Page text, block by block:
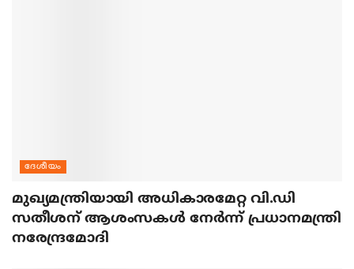
ദേശീയം
മുഖ്യമന്ത്രിയായി അധികാരമേറ്റ വി.ഡി
സതീശന് ആശംസകള്‍ നേര്‍ന്ന് പ്രധാനമന്ത്രി
നരേന്ദ്രമോദി